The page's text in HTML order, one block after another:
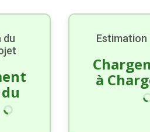
du
Estimation
à